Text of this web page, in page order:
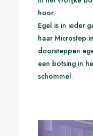
hoor.
Egel is in ieder
haar Microstep
doorsteppen
een botsing in
schommel.